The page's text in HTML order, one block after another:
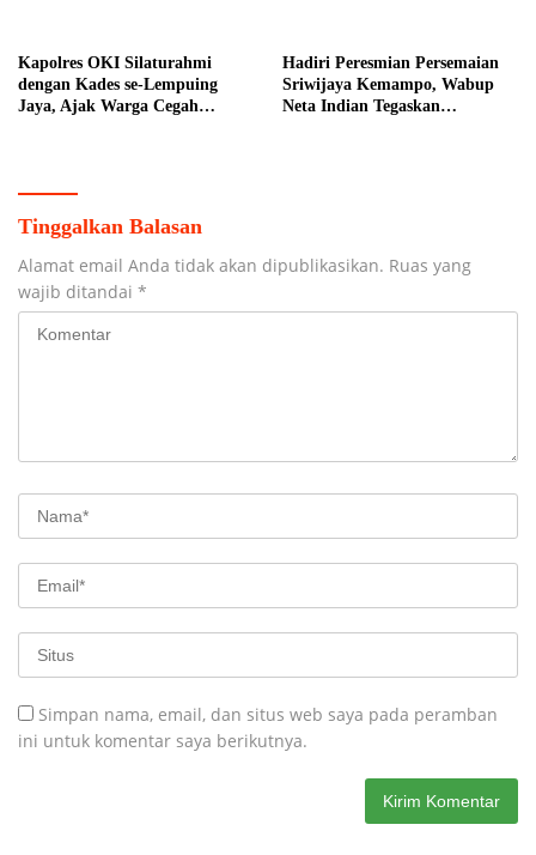
Kapolres OKI Silaturahmi
dengan Kades se-Lempuing
Jaya, Ajak Warga Cegah
Hadiri Peresmian Persemaian
Sriwijaya Kemampo, Wabup
Neta Indian Tegaskan
Tinggalkan Balasan
Alamat email Anda tidak akan dipublikasikan. Ruas yang
wajib ditandai *
Simpan nama, email, dan situs web saya pada peramban
ini untuk komentar saya berikutnya.